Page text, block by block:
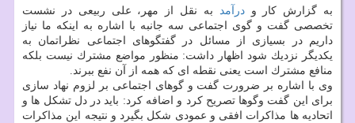
به گزارش كار ودرآمد به نقل از مهر، علی ربیعی در نشست
تخصصی گفت و گوی اجتماعی سه جانبه با اشاره به اینكه ما نیاز
داریم در بسیازی از مسائل در گفتگوهای اجتماعی نظراتمان به
یكدیگر نزدیك شود اظهار داشت: منظور مواضع مشترك نیست بلكه
منافع مشترك است یعنی نقطه ای كه همه از آن نفع ببرند.
وی با اشاره بر ضرورت گفت و گوهای اجتماعی بر لزوم نهاد سازی
برای این گفت وگوها تصریح كرد و اضافه كرد: باید در دل تشكل ها و
اتحادیه ها مذاكرات افقی و عمودی شكل بگیرد و نتیجه این مذاكرات